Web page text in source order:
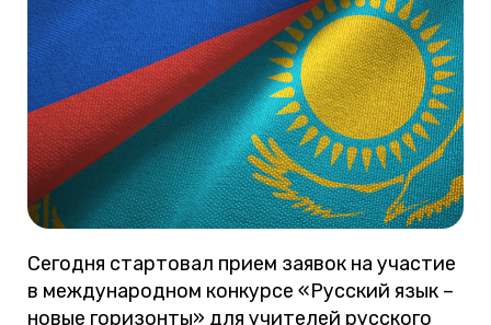
Сегодня стартовал прием заявок на участие
в международном конкурсе «Русский язык –
новые горизонты» для учителей русского